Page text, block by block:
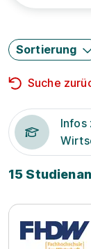
Sortierung
Suche
Infos
15